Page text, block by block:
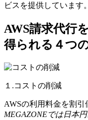
ビスを提供しています。
AWS請求代行
得られる４つ
１.コストの削減
AWSの利用料金を割引
MEGAZONEでは日本